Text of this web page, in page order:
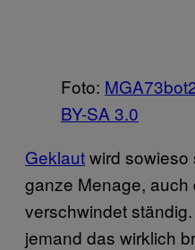
Foto:
BY-SA 3.0
Geklautwird sowieso
ganze Menage, auch
verschwindet
jemand das wirklich